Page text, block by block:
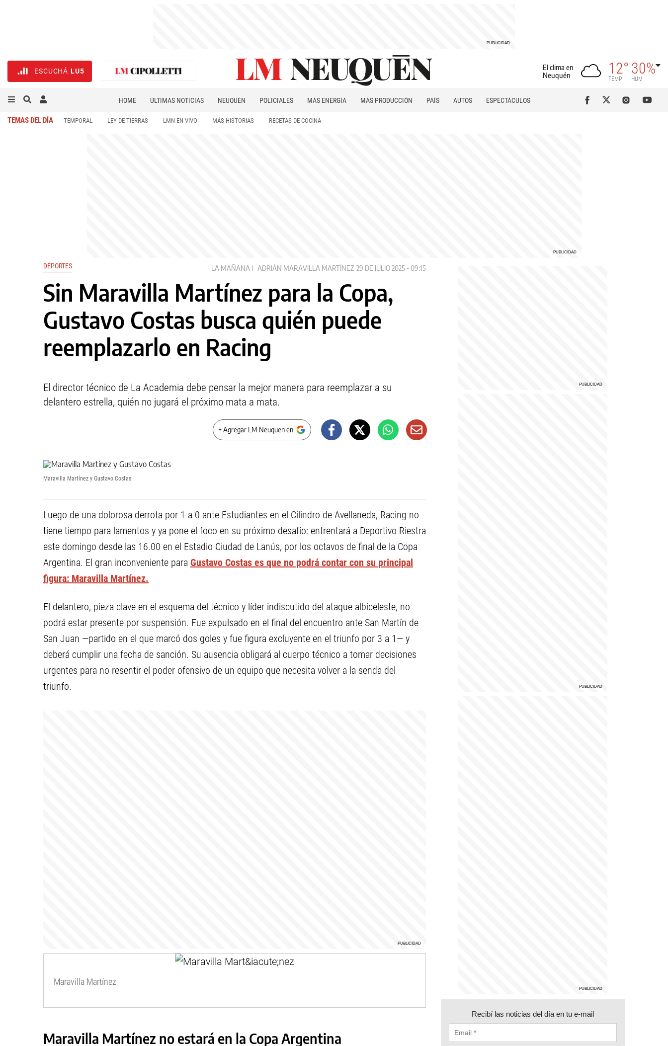
ESCUCHÁ LU5
El clima en
Neuquén
12°
TEMP
30%
HUM
HOME ÚLTIMAS NOTICIAS NEUQUÉN POLICIALES MÁS ENERGÍA MÁS PRODUCCIÓN PAÍS AUTOS
ESPECTÁCULOS
TEMAS DEL DÍA TEMPORAL LEY DE TIERRAS LMN EN VIVO MÁS HISTORIAS RECETAS DE COCINA
DEPORTES LA MAÑANA ADRIÁN MARAVILLA MARTÍNEZ 29 DE JULIO 2025 - 09:15
Sin Maravilla Martínez para la Copa,
Gustavo Costas busca quién puede
reemplazarlo en Racing
El director técnico de La Academia debe pensar la mejor manera para reemplazar a su
delantero estrella, quién no jugará el próximo mata a mata.
+ Agregar LM Neuquen en
Maravilla Martínez y Gustavo Costas
Luego de una dolorosa derrota por 1 a 0 ante Estudiantes en el Cilindro de Avellaneda, Racing no
tiene tiempo para lamentos y ya pone el foco en su próximo desafío: enfrentará a Deportivo Riestra
este domingo desde las 16.00 en el Estadio Ciudad de Lanús, por los octavos de final de la Copa
Argentina. El gran inconveniente para Gustavo Costas es que no podrá contar con su principal
figura: Maravilla Martínez.
El delantero, pieza clave en el esquema del técnico y líder indiscutido del ataque albiceleste, no
podrá estar presente por suspensión. Fue expulsado en el final del encuentro ante San Martín de
San Juan —partido en el que marcó dos goles y fue figura excluyente en el triunfo por 3 a 1— y
deberá cumplir una fecha de sanción. Su ausencia obligará al cuerpo técnico a tomar decisiones
urgentes para no resentir el poder ofensivo de un equipo que necesita volver a la senda del
triunfo.
Maravilla Martínez
Maravilla Martínez no estará en la Copa Argentina
Recibí las noticias del día en tu e-mail